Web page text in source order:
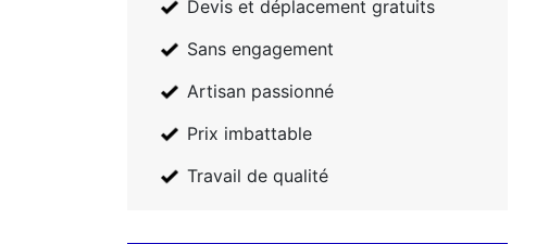
Devis et déplacement gratuits
Sans engagement
Artisan passionné
Prix imbattable
Travail de qualité